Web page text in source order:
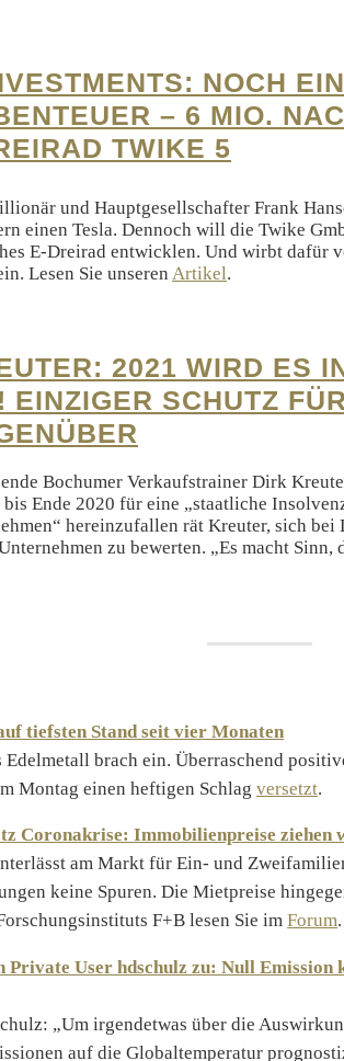
NOCH
– 6 MIO.
TWIKE 5
und Hauptgesellschafter Frank
einen Tesla. Dennoch will die Twike
E-Dreirad entwicklen. Und wirbt dafür
Lesen Sie unseren Artikel.
2021 WIRD ES
EINZIGER SCHUTZ
Bochumer Verkaufstrainer Dirk
Ende 2020 für eine „staatliche
hereinzufallen rät Kreuter, sich
zu bewerten. „Es macht
tiefsten Stand seit vier Monaten
Edelmetall brach ein. Überraschend
Montag einen heftigen Schlag versetzt.
Coronakrise: Immobilienpreise ziehen
am Markt für Ein- und
keine Spuren. Die Mietpreise
F+B lesen Sie im Forum.
Private User hdschulz zu: Null Emission
„Um irgendetwas über die
auf die Globaltemperatur